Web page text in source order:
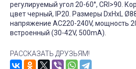
регулируемый угол 20-60°, CRI>90.
цвет черный, IP20. Размеры DxHxL
напряжение AC220-240V, мощность
встроенный (30-42V, 500mA).
РАССКАЗАТЬ ДРУЗЬЯМ!